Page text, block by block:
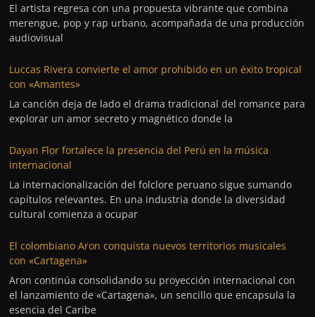
El artista regresa con una propuesta vibrante que combina
merengue, pop y rap urbano, acompañada de una producción
audiovisual
Luccas Rivera convierte el amor prohibido en un éxito tropical
con «Amantes»
La canción deja de lado el drama tradicional del romance para
explorar un amor secreto y magnético donde la
Dayan Flor fortalece la presencia del Perú en la música
internacional
La internacionalización del folclore peruano sigue sumando
capítulos relevantes. En una industria donde la diversidad
cultural comienza a ocupar
El colombiano Aron conquista nuevos territorios musicales
con «Cartagena»
Aron continúa consolidando su proyección internacional con
el lanzamiento de «Cartagena», un sencillo que encapsula la
esencia del Caribe